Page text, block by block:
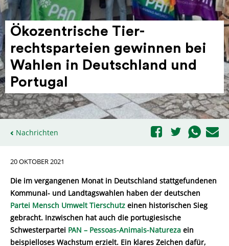
Ökozen­trische Tier­
rechtsparteien gewinnen bei
Wahlen in Deut­schland und
Portugal
Nachrichten
20 OKTOBER 2021
Die im vergangenen Monat in Deutschland stattgefundenen
Kommunal- und Landtagswahlen haben der deutschen
Partei Mensch Umwelt Tierschutz einen historischen Sieg
gebracht. Inzwischen hat auch die portugiesische
Schwesterpartei PAN – Pessoas-Animais-Natureza ein
beispielloses Wachstum erzielt. Ein klares Zeichen dafür,